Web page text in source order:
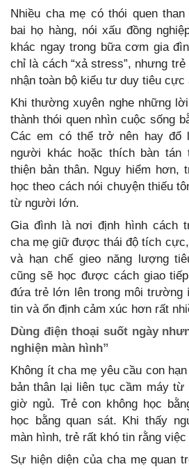
Nhiều cha mẹ có thói quen
bai họ hàng, nói xấu đồng
khác ngay trong bữa cơm gia
chỉ là cách “xả stress”, nhưng
nhận toàn bộ kiểu tư duy tiêu cực
Khi thường xuyên nghe những
thành thói quen nhìn cuộc sống
Các em có thể trở nên hay đổ
người khác hoặc thích bàn tán
thiện bản thân. Nguy hiểm hơn,
học theo cách nói chuyện thiếu
từ người lớn.
Gia đình là nơi định hình cách
cha mẹ giữ được thái độ tích
và hạn chế gieo năng lượng
cũng sẽ học được cách giao
đứa trẻ lớn lên trong môi trường
tin và ổn định cảm xúc hơn rất
Dùng điện thoại suốt ngày
nghiện màn hình”
Không ít cha mẹ yêu cầu con
bản thân lại liên tục cầm máy
giờ ngủ. Trẻ con không học
học bằng quan sát. Khi thấy
màn hình, trẻ rất khó tin rằng
Sự hiện diện của cha mẹ quan